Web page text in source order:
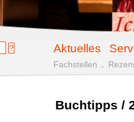
Aktuelles
Fachstellen
Buchtipps /